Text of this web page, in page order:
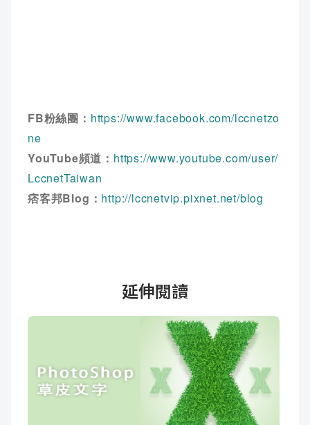
FB粉絲團： https://www.facebook.com/lccnetzo
ne
YouTube頻道： https://www.youtube.com/user/
LccnetTaiwan
痞客邦Blog： http://lccnetvip.pixnet.net/blog
延伸閱讀